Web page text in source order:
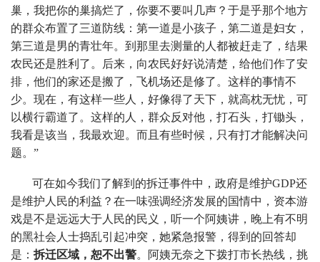
巢，我把你的巢搞烂了，你要不要叫几声？于是乎那个地方
的群众布置了三道防线：第一道是小孩子，第二道是妇女，
第三道是男的青壮年。到那里去测量的人都被赶走了，结果
农民还是胜利了。后来，向农民好好说清楚，给他们作了安
排，他们的家还是搬了，飞机场还是修了。这样的事情不
少。现在，有这样一些人，好像得了天下，就高枕无忧，可
以横行霸道了。这样的人，群众反对他，打石头，打锄头，
我看是该当，我最欢迎。而且有些时候，只有打才能解决问
题。”
可在如今我们了解到的拆迁事件中，政府是维护GDP还
是维护人民的利益？在一味强调经济发展的国情中，资本游
戏是不是远远大于人民的民义，听一个阿姨讲，晚上有不明
的黑社会人士捣乱引起冲突，她紧急报警，得到的回答却
是： 拆迁区域，恕不出警。阿姨无奈之下拨打市长热线，挑